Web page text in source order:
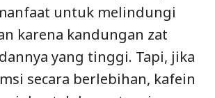
untuk melindungi
karena kandungan zat
yang tinggi. Tapi, jika
secara berlebihan, kafein